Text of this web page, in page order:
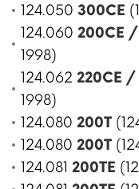
124.050 300CE
124.060 200CE
1998)
124.062 220CE /
1998)
124.080 200T
124.080 200T
124.081 200TE